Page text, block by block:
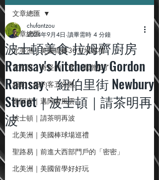
文章總匯
北美洲｜美國職棒30主場巡禮
芝加哥｜奇怪的「芝」識增加了
紐約｜紐約客五分熟
邁阿密｜邁阿密風雲
波士頓｜請茶明再波
北美洲｜美國棒球場巡禮
聖路易｜前進大西部門戶的「密密」
北美洲｜美國留學好好玩
文章總匯
波士頓美食 拉姆齊廚房
Ramsay's Kitchen by Gordon
Ramsay、紐伯里街 Newbury
Street｜波士頓｜請茶明再
波
chufantzou
2024年9月4日 讀畢需時 4 分鐘